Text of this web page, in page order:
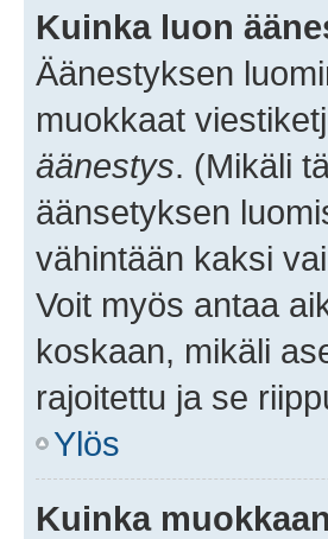
Kuinka luon
Äänestyksen
muokkaat
äänestys. (Mikäli
äänsetyksen
vähintään kaksi
Voit myös antaa
koskaan, mikäli
rajoitettu ja se
Ylös
Kuinka